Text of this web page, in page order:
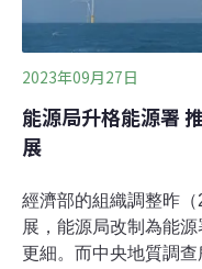
任經濟部長的龔明鑫
2023年09月27日
能源局升格能源署
展
經濟部的組織調整昨
展，能源局改制為能
更細。而中央地質調